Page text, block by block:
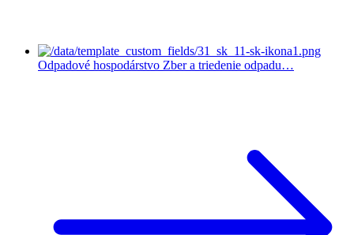
Odpadové hospodárstvo Zber a triedenie odpadu…